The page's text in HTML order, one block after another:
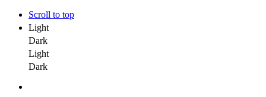
Scroll to top
Light
Dark
Light
Dark